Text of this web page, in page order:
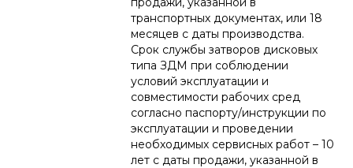
транспортных документах, или 18
месяцев с даты производства.
Срок службы затворов дисковых
типа ЗДМ при соблюдении
условий эксплуатации и
совместимости рабочих сред
согласно паспорту/инструкции по
эксплуатации и проведении
необходимых сервисных работ – 10
лет с даты продажи, указанной в